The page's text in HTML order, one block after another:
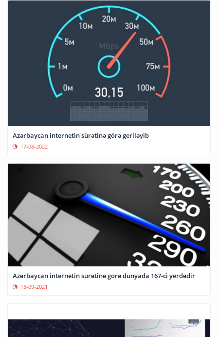
Azərbaycan internetin sürətinə görə geriləyib
17-08-2022
Azərbaycan internetin sürətinə görə dünyada 167-ci yerdədir
15-09-2021